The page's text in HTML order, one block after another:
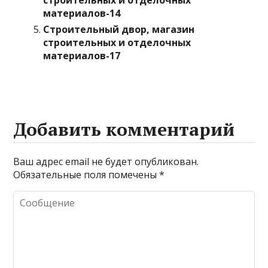
материалов-14
Строительный двор, магазин
строительных и отделочных
материалов-17
Добавить комментарий
Ваш адрес email не будет опубликован.
Обязательные поля помечены*